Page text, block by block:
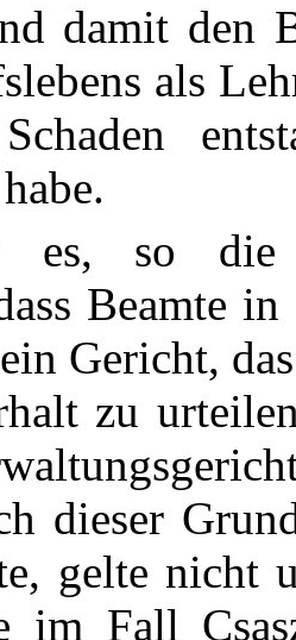
damit den
als
es, so die
Beamte
Gericht,
zu
dieser
gelte nicht
im Fall